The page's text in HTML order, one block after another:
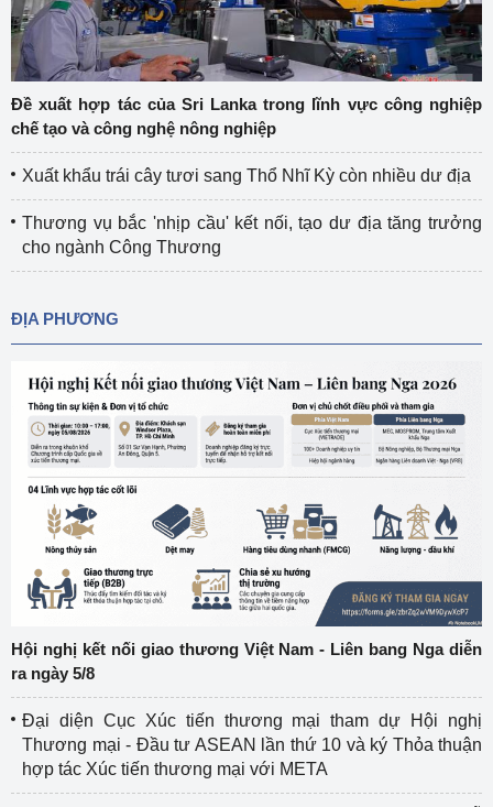
Đề xuất hợp tác của Sri Lanka trong lĩnh vực công nghiệp
chế tạo và công nghệ nông nghiệp
Xuất khẩu trái cây tươi sang Thổ Nhĩ Kỳ còn nhiều dư địa
Thương vụ bắc 'nhịp cầu' kết nối, tạo dư địa tăng trưởng
cho ngành Công Thương
ĐỊA PHƯƠNG
Hội nghị kết nối giao thương Việt Nam - Liên bang Nga diễn
ra ngày 5/8
Đại diện Cục Xúc tiến thương mại tham dự Hội nghị
Thương mại - Đầu tư ASEAN lần thứ 10 và ký Thỏa thuận
hợp tác Xúc tiến thương mại với META